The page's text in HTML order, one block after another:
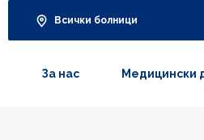
Всички болници
За нас Медицински